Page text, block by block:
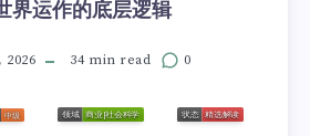
界运作的底层逻辑
2026 34 min read 0